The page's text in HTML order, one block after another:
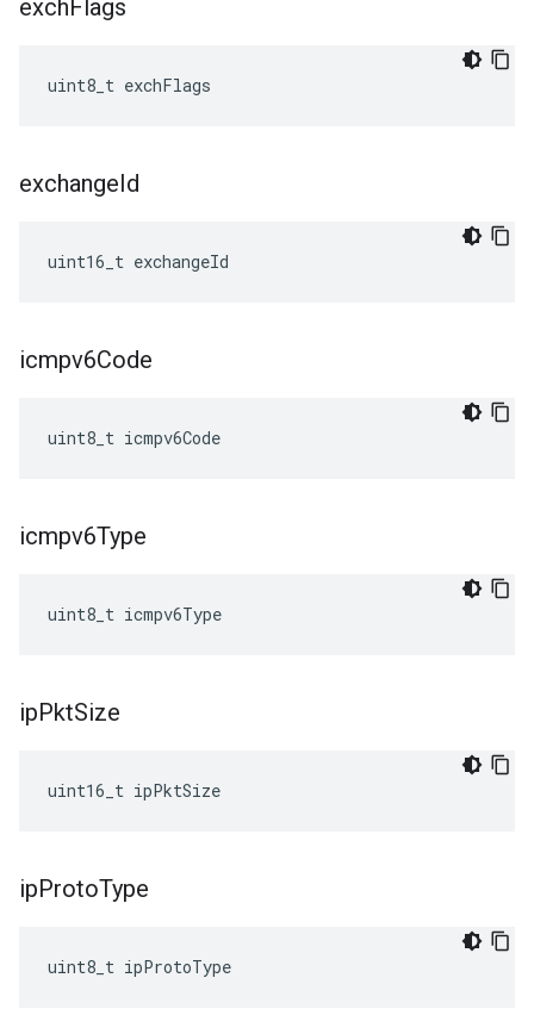
exchFlags
uint8_t exchFlags
exchangeId
uint16_t exchangeId
icmpv6Code
uint8_t icmpv6Code
icmpv6Type
uint8_t icmpv6Type
ipPktSize
uint16_t ipPktSize
ipProtoType
uint8_t ipProtoType